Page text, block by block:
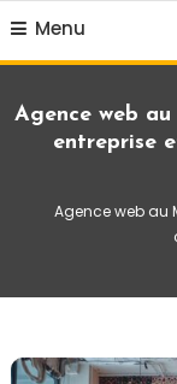
Menu
Agence web
entreprise
Agence web au